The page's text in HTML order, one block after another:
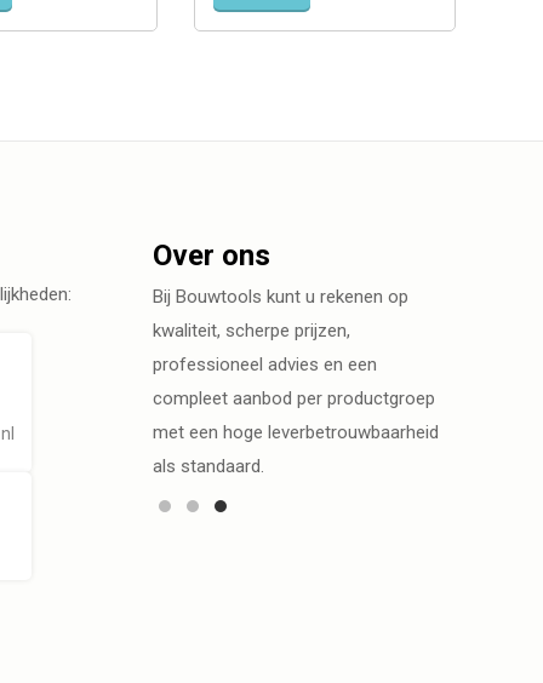
Over ons
Bij Bouwtools kunt u rekenen op
kwaliteit, scherpe prijzen,
professioneel advies en een
compleet aanbod per productgroep
met een hoge leverbetrouwbaarheid
als standaard.